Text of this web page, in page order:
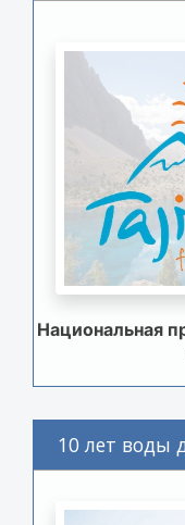
Национальная
10 лет воды